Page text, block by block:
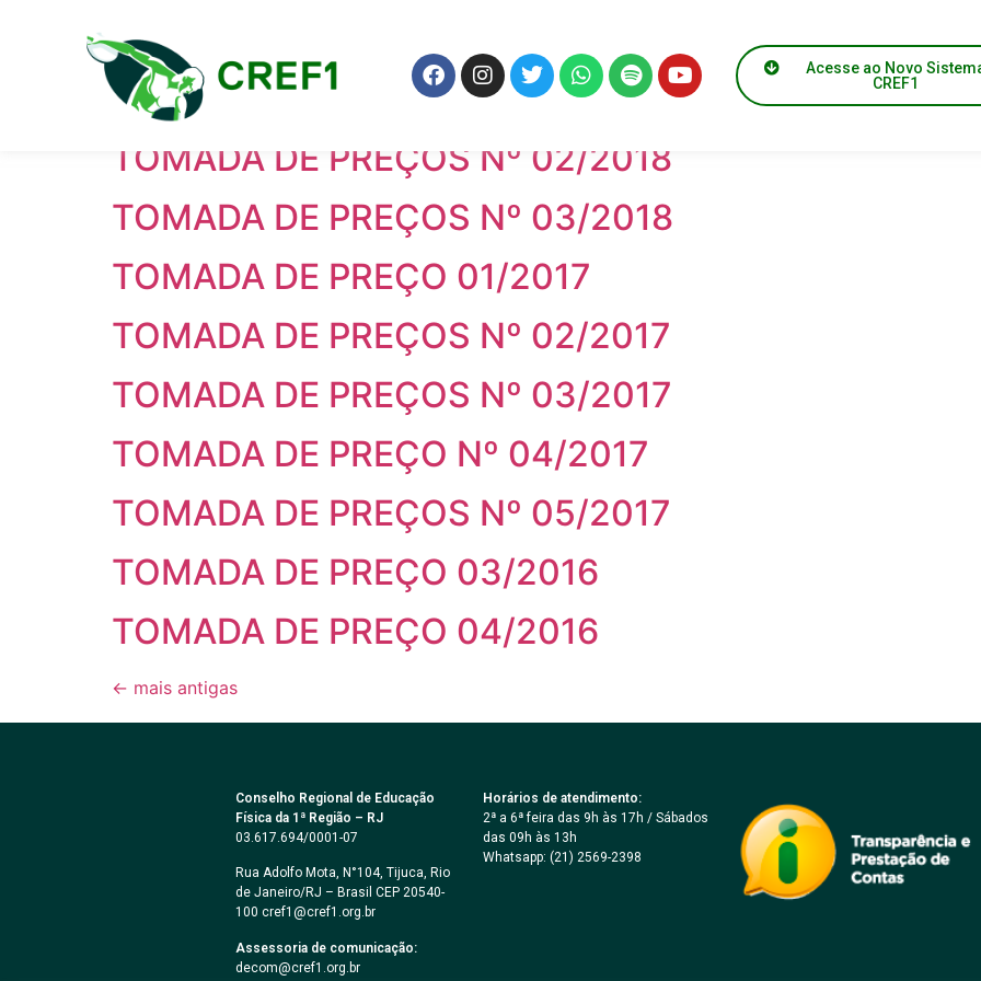
Acesse ao Novo
CREF1
Modalidade:
TOMADA DE PREÇOS Nº 01/2018
TOMADA DE PREÇOS Nº 02/2018
TOMADA DE PREÇOS Nº 03/2018
TOMADA DE PREÇO 01/2017
TOMADA DE PREÇOS Nº 02/2017
TOMADA DE PREÇOS Nº 03/2017
TOMADA DE PREÇO Nº 04/2017
TOMADA DE PREÇOS Nº 05/2017
TOMADA DE PREÇO 03/2016
TOMADA DE PREÇO 04/2016
← mais antigas
Conselho Regional de Educação
Física da 1ª Região – RJ
03.617.694/0001-07
Rua Adolfo Mota, N°104, Tijuca, Rio
de Janeiro/RJ – Brasil CEP 20540-
100 cref1@cref1.org.br
Assessoria de comunicação:
decom@cref1.org.br
Horários de atendimento:
2ª a 6ª feira das 9h às 17h / Sábados
das 09h às 13h
Whatsapp: (21) 2569-2398